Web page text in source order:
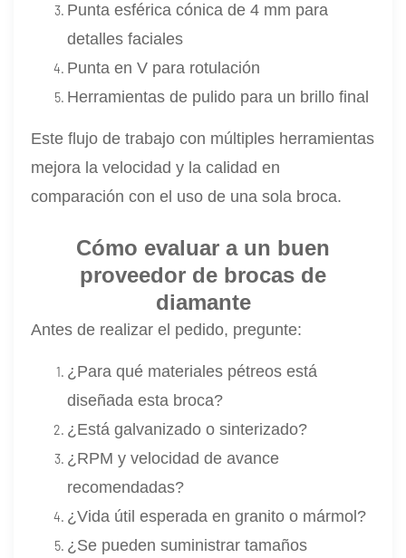
Punta esférica cónica de 4 mm para
detalles faciales
Punta en V para rotulación
Herramientas de pulido para un brillo final
Este flujo de trabajo con múltiples herramientas
mejora la velocidad y la calidad en
comparación con el uso de una sola broca.
Cómo evaluar a un buen
proveedor de brocas de
diamante
Antes de realizar el pedido, pregunte:
¿Para qué materiales pétreos está
diseñada esta broca?
¿Está galvanizado o sinterizado?
¿RPM y velocidad de avance
recomendadas?
¿Vida útil esperada en granito o mármol?
¿Se pueden suministrar tamaños